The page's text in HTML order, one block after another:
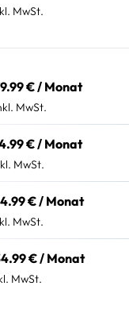
MwSt.
€ / Monat
MwSt.
€ / Monat
MwSt.
€ / Monat
MwSt.
€ / Monat
MwSt.